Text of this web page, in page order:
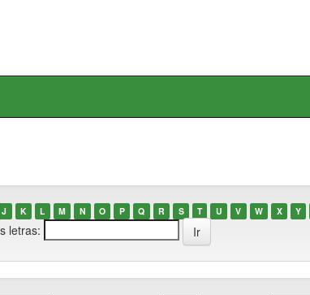
J K L M N O P Q R S T U V W X Y
letras: